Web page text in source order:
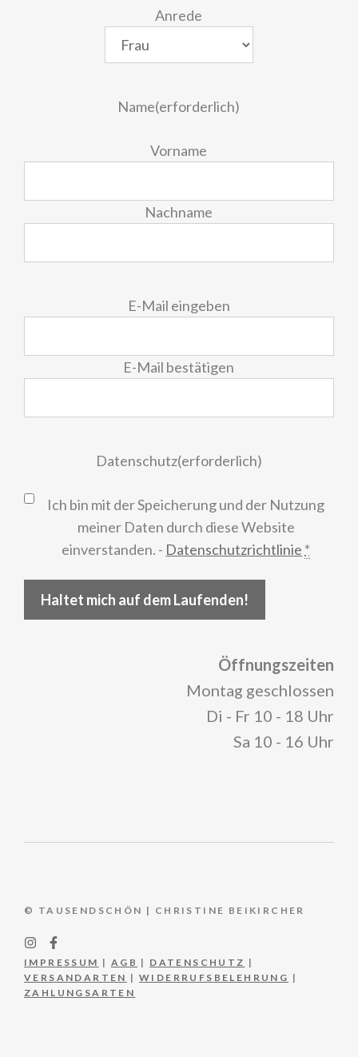
Anrede
Name(erforderlich)
Vorname
Nachname
E-Mail eingeben
E-Mail bestätigen
Datenschutz(erforderlich)
Ich bin mit der Speicherung und der Nutzung
meiner Daten durch diese Website
einverstanden. - Datenschutzrichtlinie *
Haltet mich auf dem Laufenden!
Öffnungszeiten
Montag geschlossen
Di - Fr 10 - 18 Uhr
Sa 10 - 16 Uhr
© TAUSENDSCHÖN | CHRISTINE BEIKIRCHER
IMPRESSUM | AGB | DATENSCHUTZ |
VERSANDARTEN |WIDERRUFSBELEHRUNG |
ZAHLUNGSARTEN